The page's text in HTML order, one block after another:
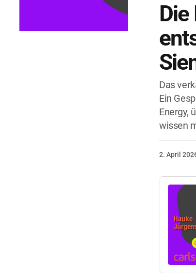
Das
Ein
Energy,
wissen
2. April